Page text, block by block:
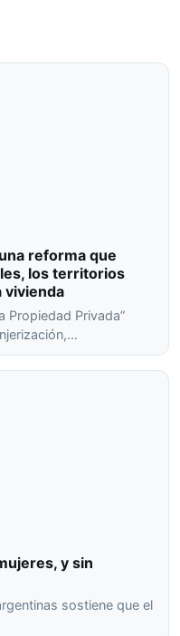
reforma que
los territorios
vivienda
Propiedad Privada”
y sin
sostiene que el